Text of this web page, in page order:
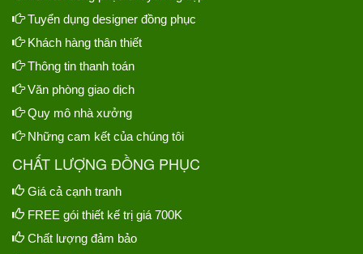
Tuyển dụng designer đồng phục
Khách hàng thân thiết
Thông tin thanh toán
Văn phòng giao dịch
Quy mô nhà xưởng
Những cam kết của chúng tôi
CHẤT LƯỢNG ĐỒNG PHỤC
Giá cả cạnh tranh
FREE gói thiết kế trị giá 700K
Chất lượng đảm bảo